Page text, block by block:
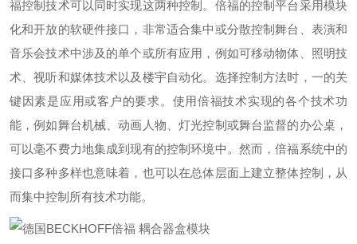
福控制技术可以同时实现这两种控制。倍福的控制平台采用模块
化和开放的软硬件接口，非常适合集中或分散控制舞台、表演和
音乐会技术中涉及的单个或所有应用，例如可移动物体、照明技
术、视听和媒体技术以及楼宇自动化。选择控制方法时，一的关
键因素是应用或客户的要求。使用倍福技术实现的各个技术功
能，例如舞台机械、动画人物、灯光控制或舞台监督的办公桌，
可以毫不费力地集成到现有的控制环境中。然而，倍福系统中的
接口多种多样也意味着，也可以在总体层面上建立整体控制，从
而集中控制所有技术功能。